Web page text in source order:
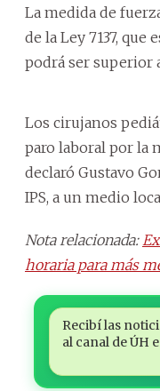
La medida de
de la Ley 7137, que
podrá ser superior
Los cirujanos
paro laboral por la
declaró Gustavo
IPS, a un medio
Nota relacionada:
horaria para más
Recibí las
al canal de ÚH